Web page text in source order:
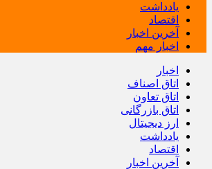
یادداشت
اقتصاد
آخرین اخبار
اخبار مهم
اخبار
اتاق اصناف
اتاق تعاون
اتاق بازرگانی
ارز دیجیتال
یادداشت
اقتصاد
آخرین اخبار